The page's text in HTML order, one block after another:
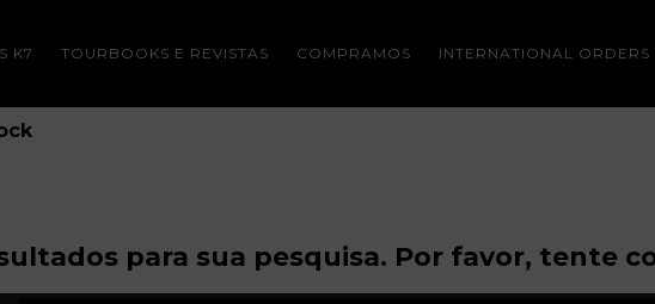
K7 TOURBOOKS E REVISTAS COMPRAMOS INTERNATIONAL ORDERS
para sua pesquisa. Por favor, tente